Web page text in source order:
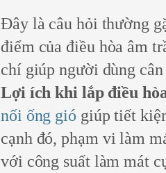
Đây là câu hỏi thường
điểm của điều hòa âm
chí giúp người dùng
Lợi ích khi lắp điều
nối ống gió giúp tiết
cạnh đó, phạm vi làm
với công suất làm mát